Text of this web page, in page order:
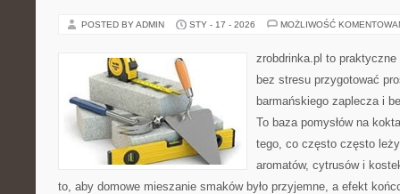
POSTED BY ADMIN STY - 17 - 2026 MOŻLIWOŚĆ
zrobdrinka.pl to
bez stresu przygotować
barmańskiego zaplecza i
To baza pomysłów na
tego, co często często
aromatów, cytrusów i
to, aby domowe mieszanie smaków było przyjemne, a efekt